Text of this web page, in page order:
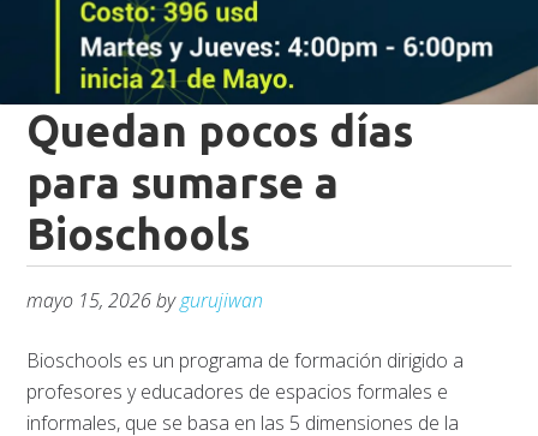
Quedan pocos días
para sumarse a
Bioschools
mayo 15, 2026bygurujiwan
Bioschools es un programa de formación dirigido a
profesores y educadores de espacios formales e
informales, que se basa en las 5 dimensiones de la